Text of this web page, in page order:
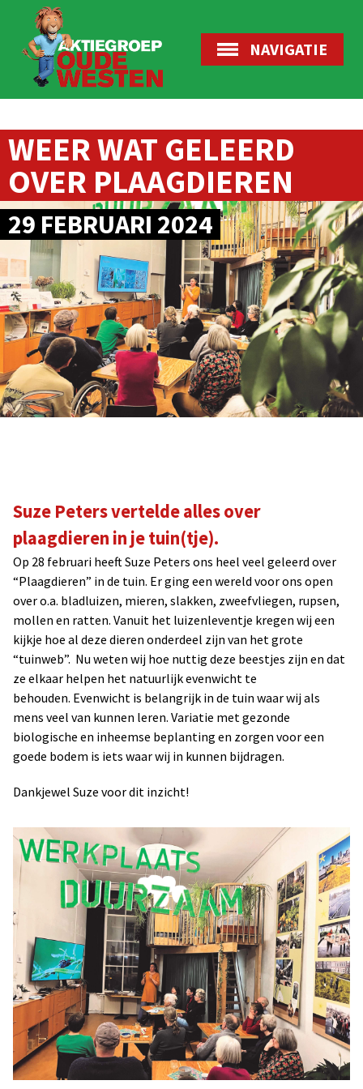
NAVIGATIE
WEER WAT GELEERD
OVER PLAAGDIEREN
29 FEBRUARI 2024
Suze Peters vertelde alles over
plaagdieren in je tuin(tje).
Op 28 februari heeft Suze Peters ons heel veel geleerd over
“Plaagdieren” in de tuin. Er ging een wereld voor ons open
over o.a. bladluizen, mieren, slakken, zweefvliegen, rupsen,
mollen en ratten. Vanuit het luizenleventje kregen wij een
kijkje hoe al deze dieren onderdeel zijn van het grote
“tuinweb”. Nu weten wij hoe nuttig deze beestjes zijn en dat
ze elkaar helpen het natuurlijk evenwicht te
behouden. Evenwicht is belangrijk in de tuin waar wij als
mens veel van kunnen leren. Variatie met gezonde
biologische en inheemse beplanting en zorgen voor een
goede bodem is iets waar wij in kunnen bijdragen.
Dankjewel Suze voor dit inzicht!